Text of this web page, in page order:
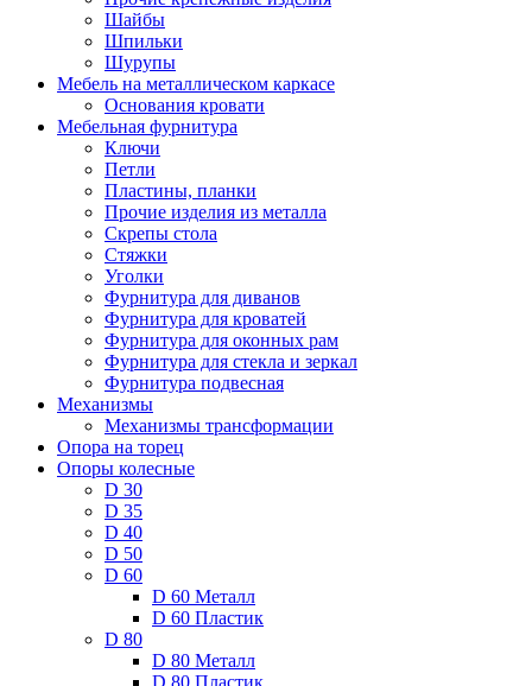
Шайбы
Шпильки
Шурупы
Мебель на металлическом каркасе
Основания кровати
Мебельная фурнитура
Ключи
Петли
Пластины, планки
Прочие изделия из металла
Скрепы стола
Стяжки
Уголки
Фурнитура для диванов
Фурнитура для кроватей
Фурнитура для оконных рам
Фурнитура для стекла и зеркал
Фурнитура подвесная
Механизмы
Механизмы трансформации
Опора на торец
Опоры колесные
D 30
D 35
D 40
D 50
D 60
D 60 Металл
D 60 Пластик
D 80
D 80 Металл
D 80 Пластик